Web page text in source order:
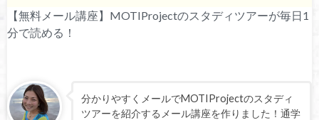
【無料メール講座】MOTIProjectのスタディツアーが毎日1
分で読める！
分かりやすくメールでMOTIProjectのスタディ
ツアーを紹介するメール講座を作りました！通学